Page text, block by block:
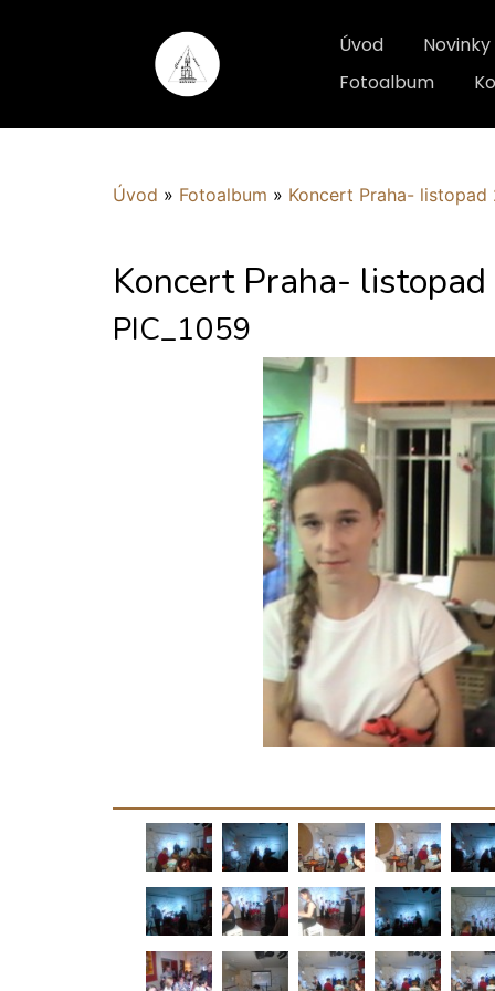
Úvod
Novinky
Fotoalbum
Úvod » Fotoalbum » Koncert Praha- listopad
Koncert Praha-
PIC_1059